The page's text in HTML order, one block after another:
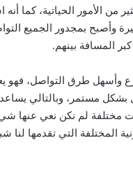
من الأمور الحياتية، كما
وأصبح بمجدور الجميع
المسافة بينهم.
وأسهل طرق التواصل، فهو
بشكل مستمر، وبالتالي
مختلفة لم نكن نعي عنها
المختلفة التي تقدمها لنا